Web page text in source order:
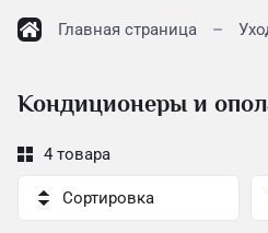
Главная страница
Кондиционеры и
4 товара
Сортировка